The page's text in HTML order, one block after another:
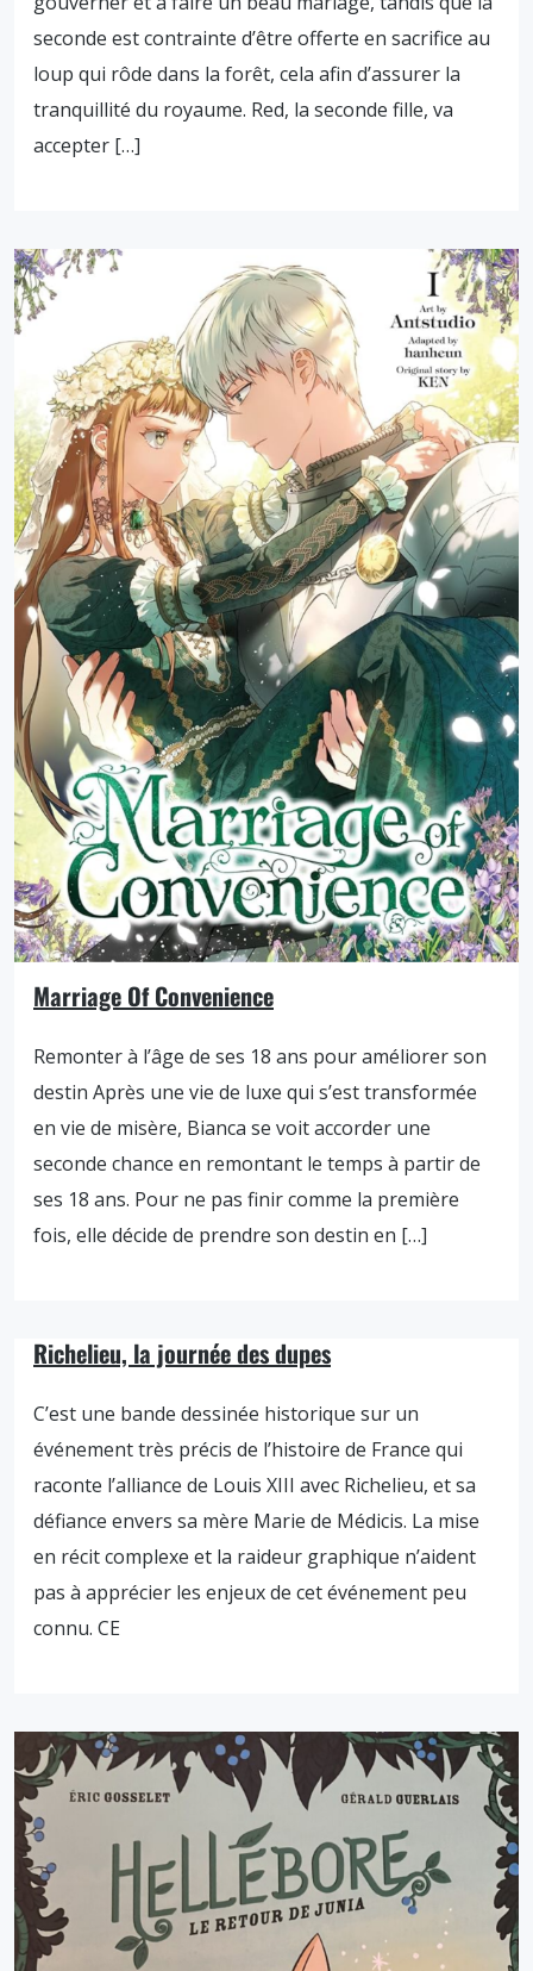
seconde est contrainte d’être offerte en sacrifice au
loup qui rôde dans la forêt, cela afin d’assurer la
tranquillité du royaume. Red, la seconde fille, va
accepter […]
Marriage Of Convenience
Remonter à l’âge de ses 18 ans pour améliorer son
destin Après une vie de luxe qui s’est transformée
en vie de misère, Bianca se voit accorder une
seconde chance en remontant le temps à partir de
ses 18 ans. Pour ne pas finir comme la première
fois, elle décide de prendre son destin en […]
Richelieu, la journée des dupes
C’est une bande dessinée historique sur un
événement très précis de l’histoire de France qui
raconte l’alliance de Louis XIII avec Richelieu, et sa
défiance envers sa mère Marie de Médicis. La mise
en récit complexe et la raideur graphique n’aident
pas à apprécier les enjeux de cet événement peu
connu. CE